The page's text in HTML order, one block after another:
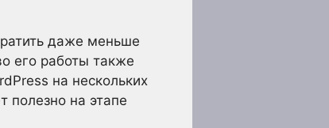
даже меньше
его работы также
на нескольких
полезно на этапе